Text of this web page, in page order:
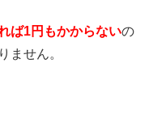
ば1円もかからないの
ません。